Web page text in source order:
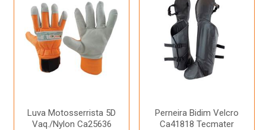
Luva Motosserrista 5D
Vaq./Nylon Ca25636
Perneira Bidim Velcro
Ca41818 Tecmater